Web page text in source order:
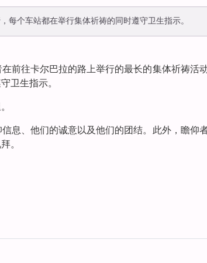
个车站都在举行集体祈祷的同时遵守卫生指示。
前往卡尔巴拉的路上举行的最长的集体祈祷活
卫生指示。
息、他们的诚意以及他们的团结。此外，瞻仰
。